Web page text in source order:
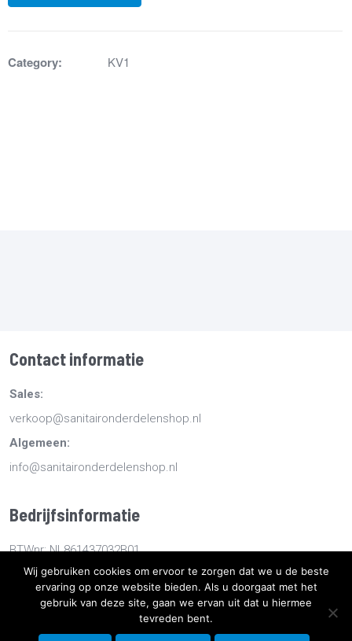
Category: KV1
Contact informatie
Sales:
verkoop@sanitaironderdelenshop.nl
Algemeen:
info@sanitaironderdelenshop.nl
Bedrijfsinformatie
BTWnr: NL861437032B01
KvKnr: 78527112
Sanitaironderdelenshop.nl
Bestellen en bezorgen -Algemene voorwaarden-Sitemap
Wij gebruiken cookies om ervoor te zorgen dat we u de beste
ervaring op onze website bieden. Als u doorgaat met het
gebruik van deze site, gaan we ervan uit dat u hiermee
tevreden bent.